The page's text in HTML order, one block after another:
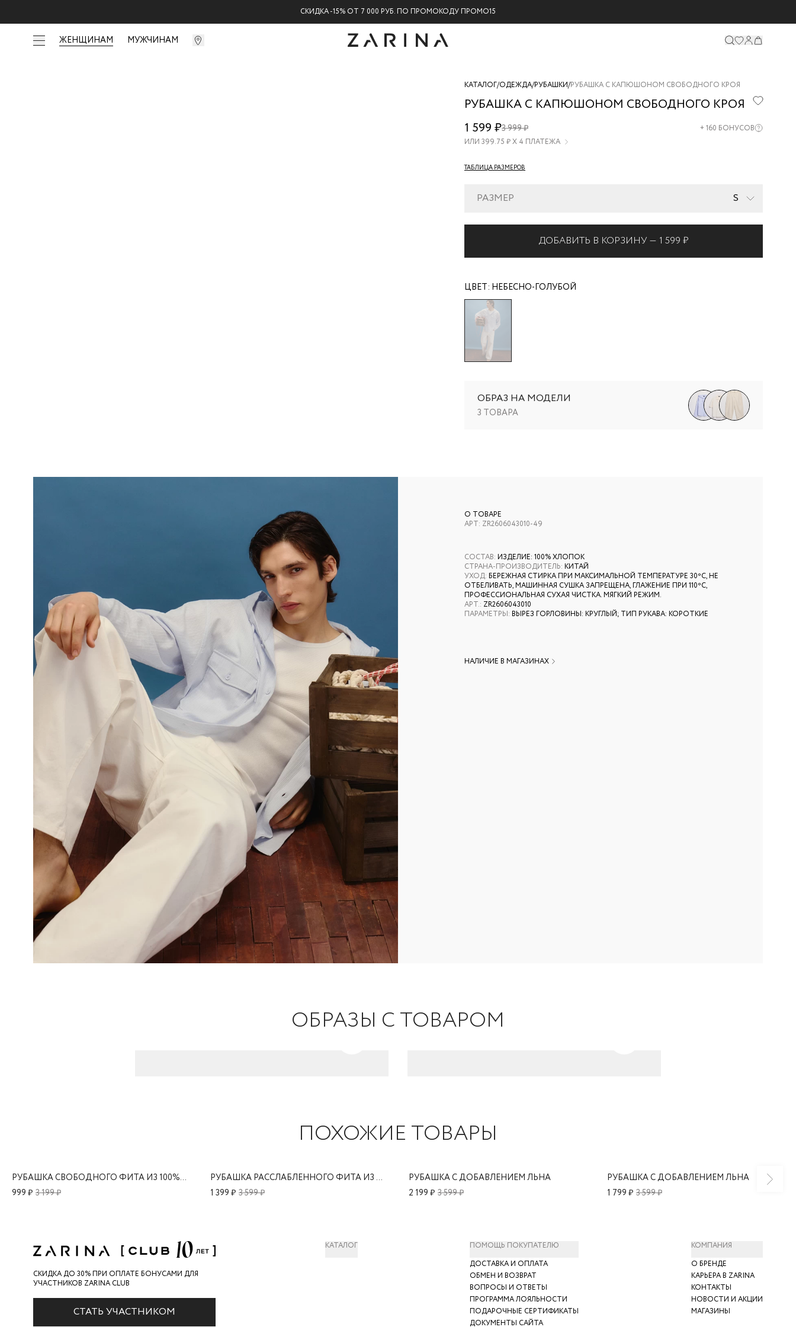
СКИДКА -15% ОТ 7 000 РУБ. ПО ПРОМОКОДУ ПРОМО15
ЖЕНЩИНАМ МУЖЧИНАМ
КАТАЛОГ/ОДЕЖДА/РУБАШКИ/РУБАШКА С КАПЮШОНОМ СВОБОДНОГО КРОЯ
РУБАШКА С КАПЮШОНОМ СВОБОДНОГО КРОЯ
ZR2606043010-
49
1 599 ₽3 999 ₽ +160 БОНУСОВ
ИЛИ 399.75 ₽ Х 4 ПЛАТЕЖА
ТАБЛИЦА РАЗМЕРОВ
РАЗМЕР S
ДОБАВИТЬ В КОРЗИНУ — 1 599 ₽
ЦВЕТ: НЕБЕСНО-ГОЛУБОЙ
ОБРАЗ НА МОДЕЛИ
3 ТОВАРА
О ТОВАРЕ
АРТ: ZR2606043010-49
СОСТАВ: ИЗДЕЛИЕ: 100% ХЛОПОК
СТРАНА-ПРОИЗВОДИТЕЛЬ: КИТАЙ
УХОД: БЕРЕЖНАЯ СТИРКА ПРИ МАКСИМАЛЬНОЙ ТЕМПЕРАТУРЕ 30ºС, НЕ
ОТБЕЛИВАТЬ, МАШИННАЯ СУШКА ЗАПРЕЩЕНА, ГЛАЖЕНИЕ ПРИ 110ºС,
ПРОФЕССИОНАЛЬНАЯ СУХАЯ ЧИСТКА. МЯГКИЙ РЕЖИМ.
АРТ.: ZR2606043010
ПАРАМЕТРЫ: ВЫРЕЗ ГОРЛОВИНЫ: КРУГЛЫЙ; ТИП РУКАВА: КОРОТКИЕ
НАЛИЧИЕ В МАГАЗИНАХ
ОБРАЗЫ С ТОВАРОМ
ПОХОЖИЕ ТОВАРЫ
РУБАШКА СВОБОДНОГО ФИТА ИЗ 100% ХЛОПКА
3 199 ₽
999 ₽
РУБАШКА РАССЛАБЛЕННОГО ФИТА ИЗ 100% ХЛОПКА
3 599 ₽
1 399 ₽
РУБАШКА С ДОБАВЛЕНИЕМ ЛЬНА
3 599 ₽
2 199 ₽
РУБАШКА С ДОБАВЛЕНИЕМ ЛЬНА
3 599 ₽
1 799 ₽
СКИДКА ДО 30% ПРИ ОПЛАТЕ БОНУСАМИ ДЛЯ
УЧАСТНИКОВ ZARINA CLUB
СТАТЬ УЧАСТНИКОМ
КАТАЛОГ
ПОМОЩЬ ПОКУПАТЕЛЮ
ДОСТАВКА И ОПЛАТА
ОБМЕН И ВОЗВРАТ
ВОПРОСЫ И ОТВЕТЫ
ПРОГРАММА ЛОЯЛЬНОСТИ
ПОДАРОЧНЫЕ СЕРТИФИКАТЫ
ДОКУМЕНТЫ САЙТА
КОМПАНИЯ
О БРЕНДЕ
КАРЬЕРА В ZARINA
КОНТАКТЫ
НОВОСТИ И АКЦИИ
МАГАЗИНЫ